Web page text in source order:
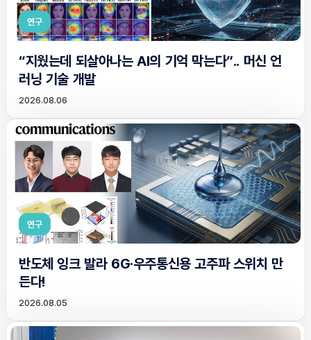
연구
“지웠는데 되살아나는 AI의 기억 막는다”.. 머신 언
러닝 기술 개발
2026.08.06
연구
반도체 잉크 발라 6G·우주통신용 고주파 스위치 만
든다!
2026.08.05